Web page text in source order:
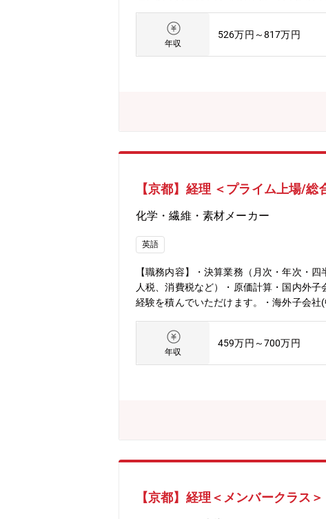
年収
526万円～817万円
【京都】経理 ＜プライム上場/総
化学・繊維・素材メーカー
英語
【職務内容】・決算業務（月次・年次・
人税、消費税など）・原価計算・国内外
経験を積んでいただけます。・海外子会
る形となります。【同社について】★プ
専業メーカーです。1949年に界面活性剤
を開発し、技術の領域を拡げてきました
を進めるため、柔軟な働き方、業務改革
年収
459万円～700万円
【京都】経理＜メンバークラス＞